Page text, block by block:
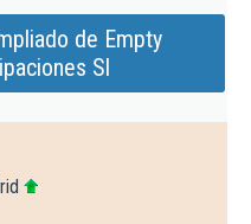
de Empty
Sl